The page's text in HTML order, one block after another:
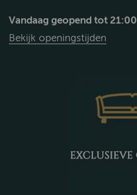
Vandaag geopend tot 21:00
Bekijk openingstijden